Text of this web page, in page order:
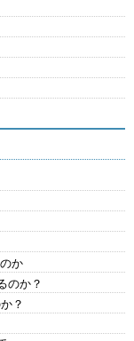
か
のか？
？